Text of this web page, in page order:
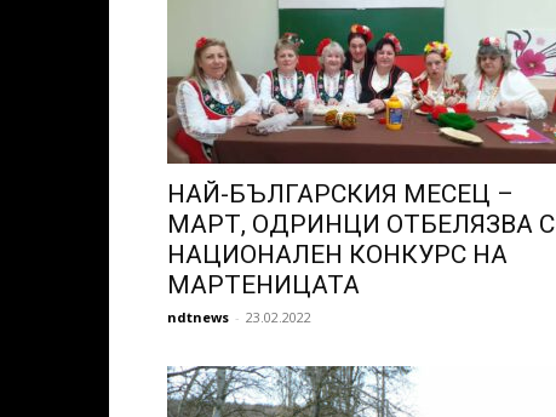
НАЙ-БЪЛГАРСКИЯ МЕСЕЦ –
МАРТ, ОДРИНЦИ ОТБЕЛЯЗВА С
НАЦИОНАЛЕН КОНКУРС НА
МАРТЕНИЦАТА
ndtnews - 23.02.2022